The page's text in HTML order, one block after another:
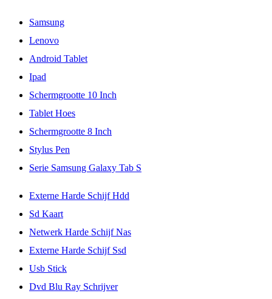
Samsung
Lenovo
Android Tablet
Ipad
Schermgrootte 10 Inch
Tablet Hoes
Schermgrootte 8 Inch
Stylus Pen
Serie Samsung Galaxy Tab S
Externe Harde Schijf Hdd
Sd Kaart
Netwerk Harde Schijf Nas
Externe Harde Schijf Ssd
Usb Stick
Dvd Blu Ray Schrijver